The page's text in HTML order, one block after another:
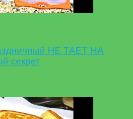
НЕ ТАЕТ НА
секрет